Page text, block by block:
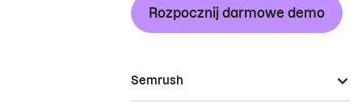
Rozpocznij darmowe demo
Semrush